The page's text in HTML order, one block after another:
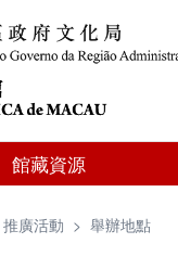
館藏資源
推廣活動 > 舉辦地點